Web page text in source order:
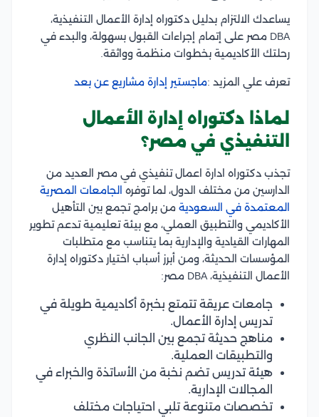
يساعدك الالتزام بدليل دكتوراه إدارة الأعمال التنفيذية،
DBA مصر على إتمام إجراءات القبول بسهولة، والبدء في
رحلتك الأكاديمية بخطوات منظمة وواثقة.
تعرف علي المزيد :ماجستير إدارة مشاريع عن بعد
لماذا دكتوراه إدارة الأعمال
التنفيذي في مصر؟
تجذب دكتوراه ادارة اعمال تنفيذي في مصر العديد من
الدارسين من مختلف الدول، لما توفره
الجامعات المصرية
المعتمدة في السعودية من برامج تجمع بين التأهيل
الأكاديمي والتطبيق العملي، مع بيئة تعليمية تدعم تطوير
المهارات القيادية والإدارية بما يتناسب مع متطلبات
المؤسسات الحديثة، ومن أبرز أسباب اختيار دكتوراه إدارة
الأعمال التنفيذية، DBA مصر:
جامعات عريقة تتمتع بخبرة أكاديمية طويلة في
تدريس إدارة الأعمال.
مناهج حديثة تجمع بين الجانب النظري
والتطبيقات العملية.
هيئة تدريس تضم نخبة من الأساتذة والخبراء في
المجالات الإدارية.
تخصصات متنوعة تلبي احتياجات مختلف